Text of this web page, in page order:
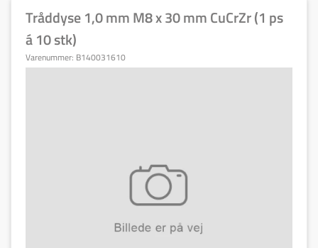
Tråddyse 1,0 mm M8 x 30 mm CuCrZr (1 ps
á 10 stk)
Varenummer: B140031610